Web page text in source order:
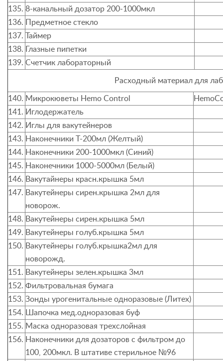
135. 8-канальный дозатор 200-1000мкл
136. Предметное стекло
137. Таймер
138. Глазные пипетки
139. Счетчик лабораторный
Расходный материал для
140. Микрокюветы Hemo Control
141. Иглодержатель
142. Иглы для вакутейнеров
143. Наконечники Т-200мл (Желтый)
144. Наконечники 200-1000мкл (Синий)
145. Наконечники 1000-5000мл (Белый)
146. Вакутайнеры красн.крышка 5мл
147. Вакутейнеры сирен.крышка 2мл для
новорож.
148. Вакутейнеры сирен.крышка 5мл
149. Вакутейнеры голуб.крышка 5мл
150. Вакутейнеры голуб.крышка2мл для
новорожд.
151. Вакутейнеры зелен.крышка 3мл
152. Фильтровальная бумага
153. Зонды урогенитальные одноразовые (Литех)
154.
Шапочка мед.одноразовая буф
155. Маска одноразовая трехслойная
156. Наконечники для дозаторов с фильтром до
100, 200мкл. В штативе стерильное №96